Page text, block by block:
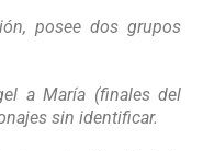
posee dos grupos
a María (finales del
sin identificar.